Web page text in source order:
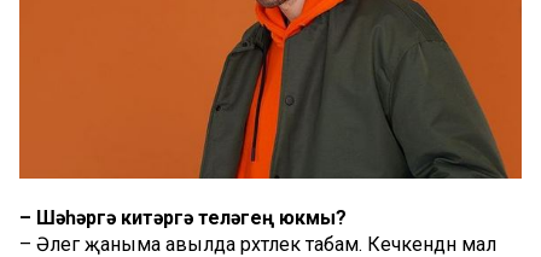
– Шәһәргә китәргә теләгең юкмы?
– Әлегә җаныма авылда рәхәтлек табам. Кечкенәдән мал